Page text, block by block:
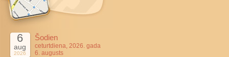
6
aug
2026
Šodien
ceturtdiena, 2026. gada
6. augusts